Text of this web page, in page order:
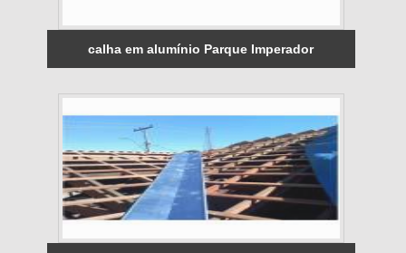
calha em alumínio Parque Imperador